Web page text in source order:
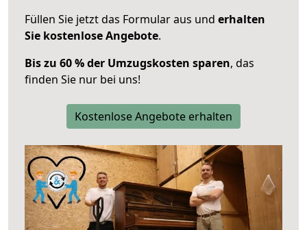
Füllen Sie jetzt das Formular aus und erhalten
Sie kostenlose Angebote.
Bis zu 60 % der Umzugskosten sparen, das
finden Sie nur bei uns!
Kostenlose Angebote erhalten